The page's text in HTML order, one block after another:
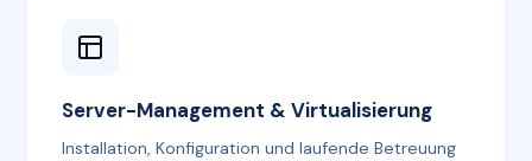
Server-Management & Virtualisierung
Installation, Konfiguration und laufende Betreuung